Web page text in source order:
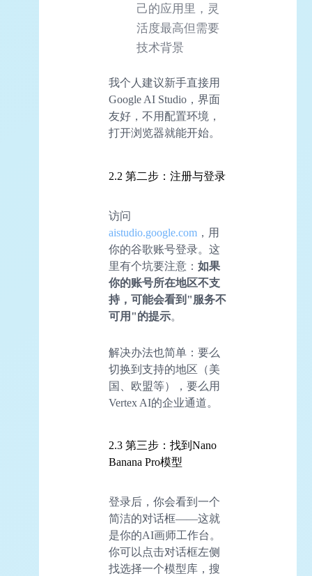
己的应用里，灵
活度最高但需要
技术背景
我个人建议新手直接用
Google AI Studio，界面
友好，不用配置环境，
打开浏览器就能开始。
2.2 第二步：注册与登录
访问
aistudio.google.com ，用
你的谷歌账号登录。这
里有个坑要注意： 如果
你的账号所在地区不支
持，可能会看到"服务不
可用"的提示。
解决办法也简单：要么
切换到支持的地区（美
国、欧盟等），要么用
Vertex AI的企业通道。
2.3 第三步：找到Nano
Banana Pro模型
登录后，你会看到一个
简洁的对话框——这就
是你的AI画师工作台。
你可以点击对话框左侧
找选择一个模型库，搜